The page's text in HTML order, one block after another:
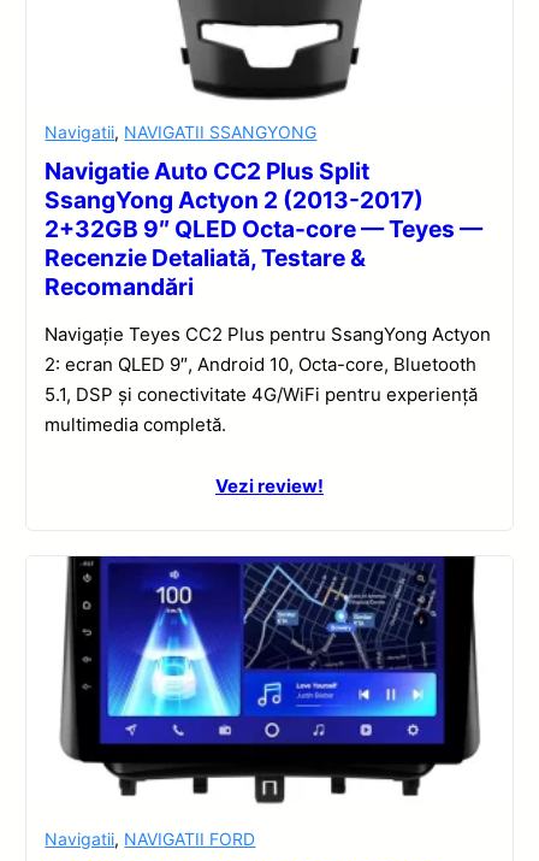
Navigatii, NAVIGATII SSANGYONG
Navigatie Auto CC2 Plus Split
SsangYong Actyon 2 (2013-2017)
2+32GB 9″ QLED Octa-core — Teyes —
Recenzie Detaliată, Testare &
Recomandări
Navigație Teyes CC2 Plus pentru SsangYong Actyon
2: ecran QLED 9″, Android 10, Octa-core, Bluetooth
5.1, DSP și conectivitate 4G/WiFi pentru experiență
multimedia completă.
Vezi review!
Navigatii, NAVIGATII FORD